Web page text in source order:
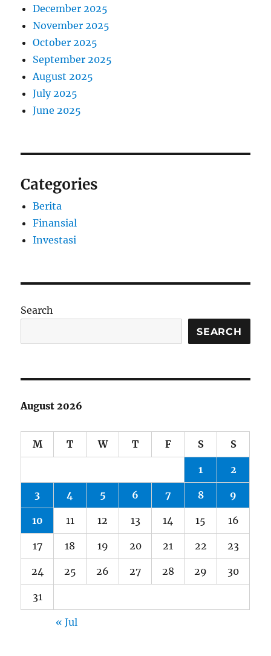
December 2025
November 2025
October 2025
September 2025
August 2025
July 2025
June 2025
Categories
Berita
Finansial
Investasi
Search
SEARCH
August 2026
M T W T F S S
1 2
3 4 5 6 7 8 9
10 11 12 13 14 15 16
17 18 19 20 21 22 23
24 25 26 27 28 29 30
31
« Jul